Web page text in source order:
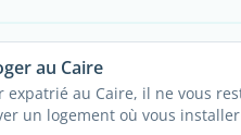
au Caire
expatrié au Caire, il ne vous
un logement où vous